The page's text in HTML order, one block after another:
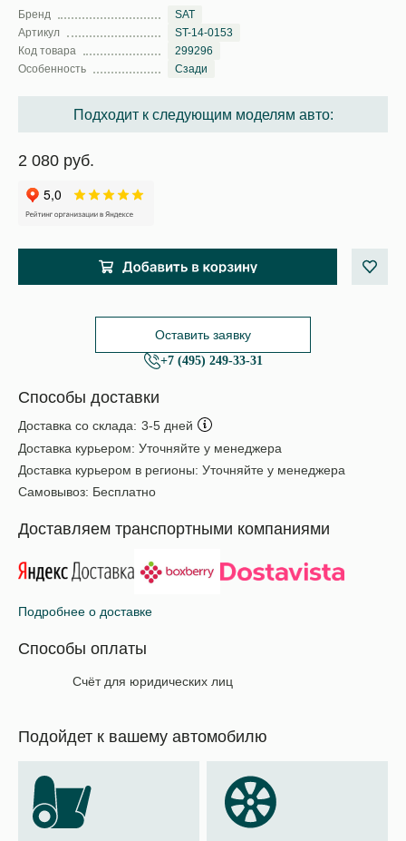
Бренд
SAT
Артикул
ST-14-0153
Код товара
299296
Особенность
Сзади
Подходит к следующим моделям авто:
2 080 руб.
Оставить заявку
+7 (495) 249-33-31
Способы доставки
Доставка со склада: 3-5 дней
Доставка курьером: Уточняйте у менеджера
Доставка курьером в регионы: Уточняйте у менеджера
Самовывоз: Бесплатно
Доставляем транспортными компаниями
Подробнее о доставке
Способы оплаты
Счёт для юридических лиц
Подойдет к вашему автомобилю